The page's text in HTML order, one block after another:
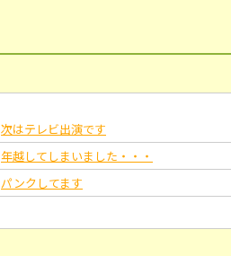
次はテレビ出演です
年越してしまいました・・・
パンクしてます